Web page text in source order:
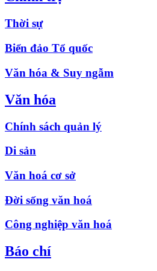
Thời sự
Biển đảo Tổ quốc
Văn hóa & Suy ngẫm
Văn hóa
Chính sách quản lý
Di sản
Văn hoá cơ sở
Đời sống văn hoá
Công nghiệp văn hoá
Báo chí